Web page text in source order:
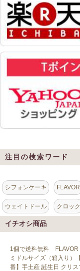
注目の検索ワード
シフォンケーキ FLAVOR
ウェイトドール クロック
イチオシ商品
1個で送料無料 FLAVOR
ミドルサイズ（箱入り）
番】手土産 誕生日 クリ